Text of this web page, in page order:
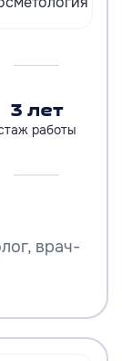
3 лет
работы
врач-